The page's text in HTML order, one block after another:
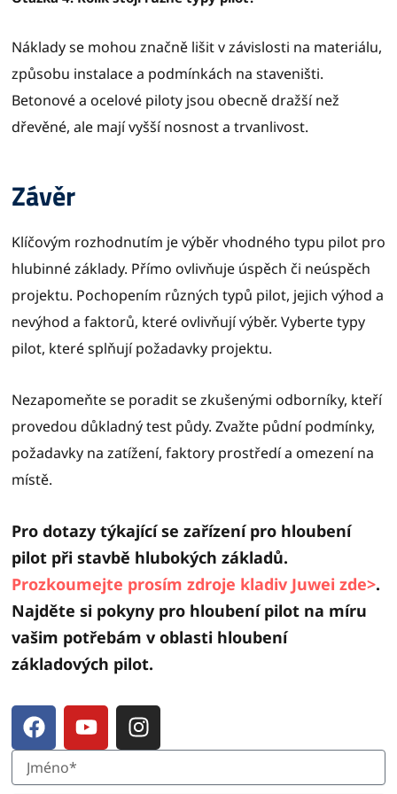
Náklady se mohou značně lišit v závislosti na materiálu,
způsobu instalace a podmínkách na staveništi.
Betonové a ocelové piloty jsou obecně dražší než
dřevěné, ale mají vyšší nosnost a trvanlivost.
Závěr
Klíčovým rozhodnutím je výběr vhodného typu pilot pro
hlubinné základy. Přímo ovlivňuje úspěch či neúspěch
projektu. Pochopením různých typů pilot, jejich výhod a
nevýhod a faktorů, které ovlivňují výběr. Vyberte typy
pilot, které splňují požadavky projektu.
Nezapomeňte se poradit se zkušenými odborníky, kteří
provedou důkladný test půdy. Zvažte půdní podmínky,
požadavky na zatížení, faktory prostředí a omezení na
místě.
Pro dotazy týkající se zařízení pro hloubení
pilot při stavbě hlubokých základů.
Prozkoumejte prosím zdroje kladiv Juwei zde>.
Najděte si pokyny pro hloubení pilot na míru
vašim potřebám v oblasti hloubení
základových pilot.
F
a
c
e
Y
o
u
t
I
n
s
t